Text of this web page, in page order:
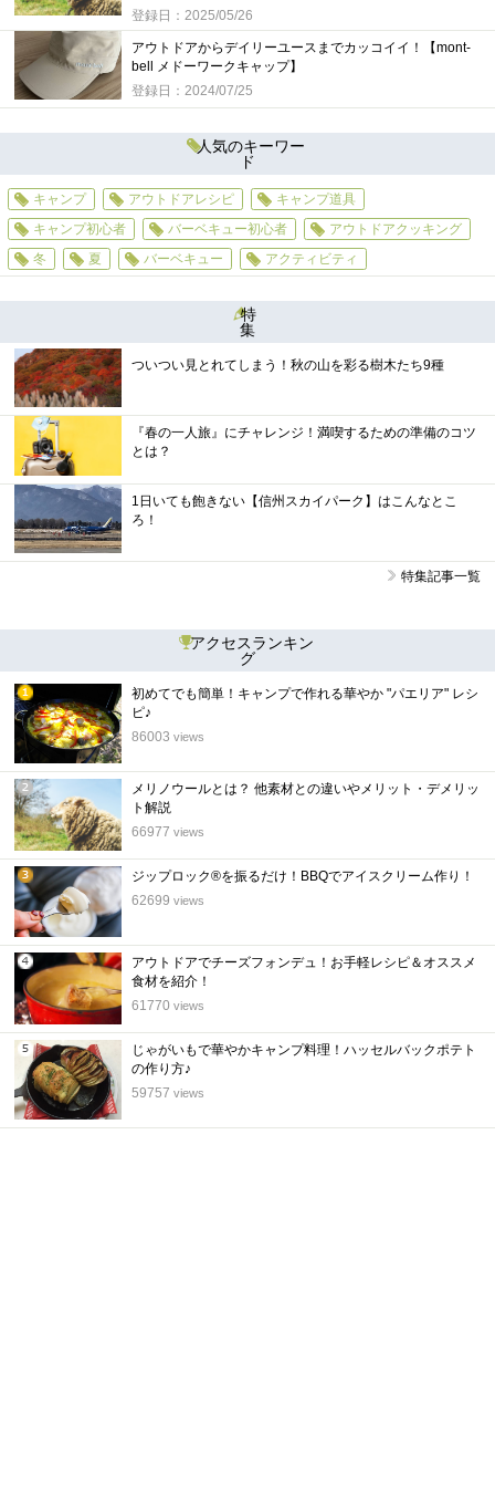
登録日：2025/05/26
アウトドアからデイリーユースまでカッコイイ！【mont-
bell メドーワークキャップ】
登録日：2024/07/25
人気のキーワー
ド
キャンプ アウトドアレシピ
キャンプ道具
キャンプ初心者
バーベキュー初心者
アウトドアクッキング
冬
夏 バーベキュー アクティビティ
特
集
ついつい見とれてしまう！秋の山を彩る樹木たち9種
『春の一人旅』にチャレンジ！満喫するための準備のコツ
とは？
1日いても飽きない【信州スカイパーク】はこんなとこ
ろ！
特集記事一覧
アクセスランキン
グ
1
位
初めてでも簡単！キャンプで作れる華やか "パエリア" レシ
ピ♪
86003 views
2
位
メリノウールとは？ 他素材との違いやメリット・デメリッ
ト解説
66977 views
3
位
ジップロック®を振るだけ！BBQでアイスクリーム作り！
62699 views
4
位
アウトドアでチーズフォンデュ！お手軽レシピ＆オススメ
食材を紹介！
61770 views
5
位
じゃがいもで華やかキャンプ料理！ハッセルバックポテト
の作り方♪
59757 views